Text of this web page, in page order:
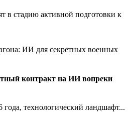
в стадию активной подготовки к
контракт на ИИ вопреки
года, технологический ландшафт...